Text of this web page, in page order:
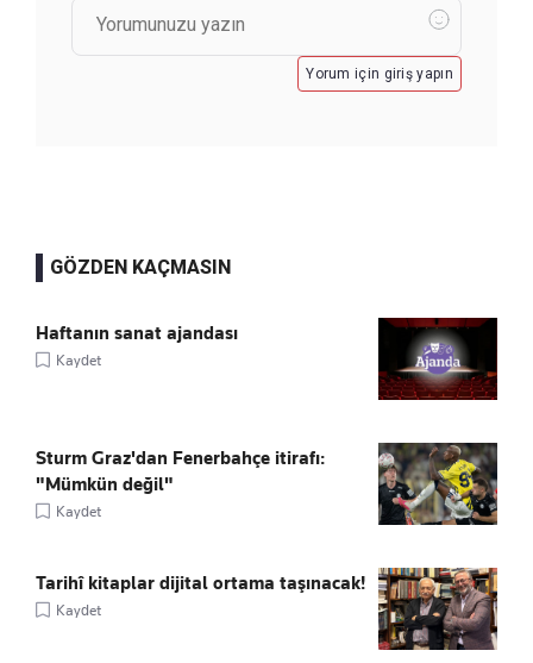
Yorum için giriş yapın
GÖZDEN KAÇMASIN
Haftanın sanat ajandası
Kaydet
Sturm Graz'dan Fenerbahçe itirafı:
"Mümkün değil"
Kaydet
Tarihî kitaplar dijital ortama taşınacak!
Kaydet